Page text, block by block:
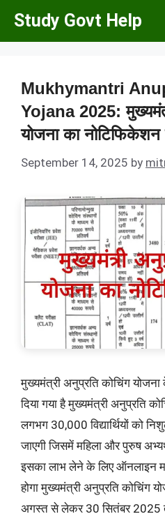
Skip
Study Govt Help
Mukhymantri
Yojana 2025:
योजना का नोटिफिकेशन
September 14, 2025 by
मुख्यमंत्री अनुप्रति कोचिंग
दिया गया है मुख्यमंत्री अनुप्रति
लगभग 30,000 विद्यार्थियों को
जाएगी जिसमें महिला और पुरुष
इसका लाभ लेने के लिए ऑनलाइन
होगा मुख्यमंत्री अनुप्रति कोचिंग
अगस्त से लेकर 30 सितंबर 2025